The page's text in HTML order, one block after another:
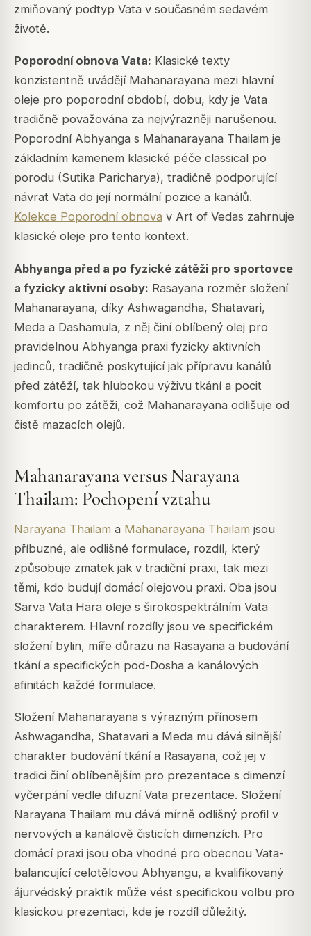
zmiňovaný podtyp Vata v současném sedavém
životě.
Poporodní obnova Vata: Klasické texty
konzistentně uvádějí Mahanarayana mezi hlavní
oleje pro poporodní období, dobu, kdy je Vata
tradičně považována za nejvýrazněji narušenou.
Poporodní Abhyanga s Mahanarayana Thailam je
základním kamenem klasické péče classical po
porodu (Sutika Paricharya), tradičně podporující
návrat Vata do její normální pozice a kanálů.
Kolekce Poporodní obnova v Art of Vedas zahrnuje
klasické oleje pro tento kontext.
Abhyanga před a po fyzické zátěži pro sportovce
a fyzicky aktivní osoby: Rasayana rozměr složení
Mahanarayana, díky Ashwagandha, Shatavari,
Meda a Dashamula, z něj činí oblíbený olej pro
pravidelnou Abhyanga praxi fyzicky aktivních
jedinců, tradičně poskytující jak přípravu kanálů
před zátěží, tak hlubokou výživu tkání a pocit
komfortu po zátěži, což Mahanarayana odlišuje od
čistě mazacích olejů.
Mahanarayana versus Narayana
Thailam: Pochopení vztahu
Narayana Thailam a Mahanarayana Thailam jsou
příbuzné, ale odlišné formulace, rozdíl, který
způsobuje zmatek jak v tradiční praxi, tak mezi
těmi, kdo budují domácí olejovou praxi. Oba jsou
Sarva Vata Hara oleje s širokospektrálním Vata
charakterem. Hlavní rozdíly jsou ve specifickém
složení bylin, míře důrazu na Rasayana a budování
tkání a specifických pod-Dosha a kanálových
afinitách každé formulace.
Složení Mahanarayana s výrazným přínosem
Ashwagandha, Shatavari a Meda mu dává silnější
charakter budování tkání a Rasayana, což jej v
tradici činí oblíbenějším pro prezentace s dimenzí
vyčerpání vedle difuzní Vata prezentace. Složení
Narayana Thailam mu dává mírně odlišný profil v
nervových a kanálově čisticích dimenzích. Pro
domácí praxi jsou oba vhodné pro obecnou Vata-
balancující celotělovou Abhyangu, a kvalifikovaný
ájurvédský praktik může vést specifickou volbu pro
klasickou prezentaci, kde je rozdíl důležitý.